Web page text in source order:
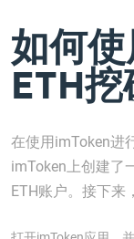
如何
ETH挖
在使用imToken进
imToken上创建了
ETH账户。接下来